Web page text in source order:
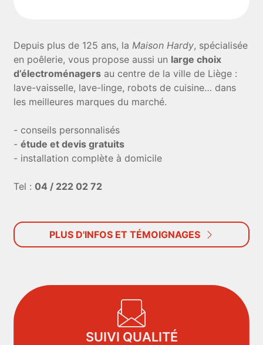
Depuis plus de 125 ans, laMaison Hardy, spécialisée
en poêlerie, vous propose aussi un large choix
d’électroménagers au centre de la ville de Liège :
lave-vaisselle, lave-linge, robots de cuisine… dans
les meilleures marques du marché.
- conseils personnalisés
-étude et devis gratuits
- installation complète à domicile
Tel : 04 / 222 02 72
PLUS D'INFOS ET TÉMOIGNAGES
SUIVI QUALITÉ